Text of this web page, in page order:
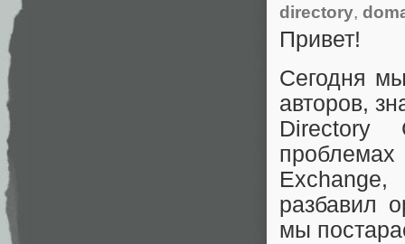
directory,
Привет!
Сегодня
авторов,
Directory
разбавил
мы